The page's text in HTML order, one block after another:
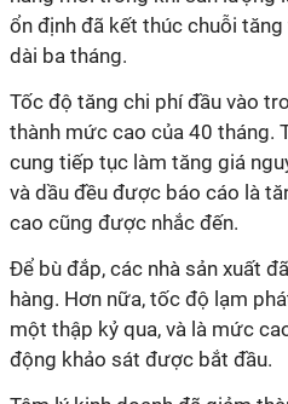
ổn định đã kết thúc chuỗi
dài ba tháng.
Tốc độ tăng chi phí đầu vào
thành mức cao của 40 tháng.
cung tiếp tục làm tăng giá
và dầu đều được báo cáo là
cao cũng được nhắc đến.
Để bù đắp, các nhà sản xuất
hàng. Hơn nữa, tốc độ lạm
một thập kỷ qua, và là mức
động khảo sát được bắt đầu.